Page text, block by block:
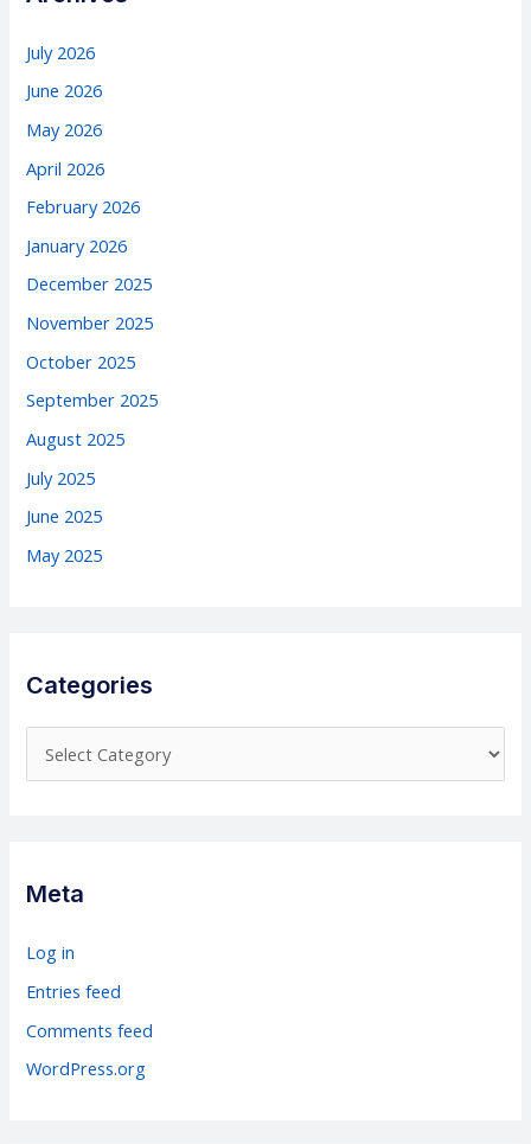
July 2026
June 2026
May 2026
April 2026
February 2026
January 2026
December 2025
November 2025
October 2025
September 2025
August 2025
July 2025
June 2025
May 2025
Categories
a
g
r
i
Meta
Log in
Entries feed
Comments feed
WordPress.org